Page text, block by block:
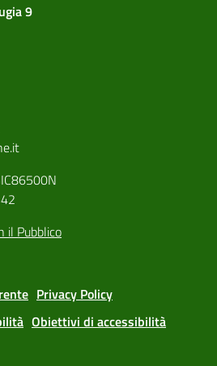
9
il Pubblico
Privacy Policy
Obiettivi di accessibilità